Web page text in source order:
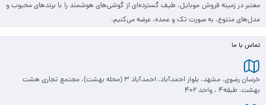
معتبر در زمینه فروش موبایل، طیف گسترده‌ای از گوشی‌های هوشمند را با برندهای محبوب و
مدل‌های متنوع، به صورت تک و عمده، عرضه می‌کنیم.
تماس با ما
خرسان رضوی، مشهد، بلوار احمدآباد، احمدآباد 3 (محله بهشت)، مجتمع تجاری هشت
بهشت، طبقه4 ، واحد 402